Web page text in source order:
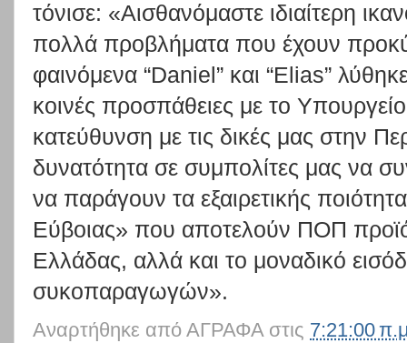
τόνισε: «Αισθανόμαστε ιδιαίτερη
πολλά προβλήματα που έχουν
φαινόμενα “Daniel” και “Elias”
κοινές προσπάθειες με το
κατεύθυνση με τις δικές μας στην
δυνατότητα σε συμπολίτες μας να
να παράγουν τα εξαιρετικής
Εύβοιας» που αποτελούν ΠΟΠ
Ελλάδας, αλλά και το μοναδικό
συκοπαραγωγών».
Αναρτήθηκε από ΑΓΡΑΦΑ στις 7:21:00